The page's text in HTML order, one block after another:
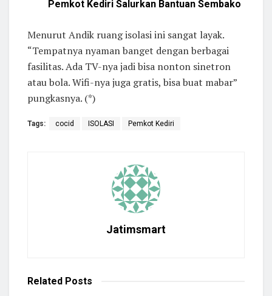
Pemkot Kediri Salurkan Bantuan Sembako
Menurut Andik ruang isolasi ini sangat layak.
“Tempatnya nyaman banget dengan berbagai
fasilitas. Ada TV-nya jadi bisa nonton sinetron
atau bola. Wifi-nya juga gratis, bisa buat mabar”
pungkasnya. (*)
Tags: cocid ISOLASI Pemkot Kediri
Jatimsmart
Related Posts